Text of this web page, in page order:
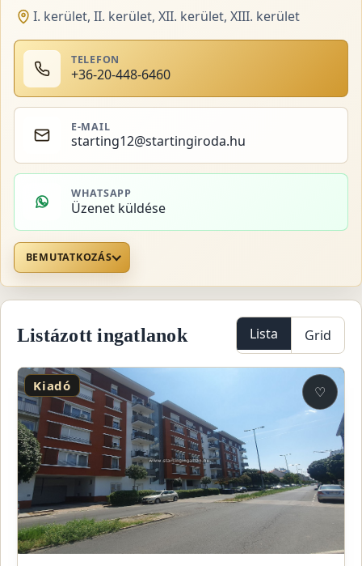
I. kerület, II. kerület, XII. kerület, XIII. kerület
TELEFON
+36-20-448-6460
E-MAIL
starting12@startingiroda.hu
WHATSAPP
Üzenet küldése
BEMUTATKOZÁS
Listázott ingatlanok Lista Grid
Kiadó ♡